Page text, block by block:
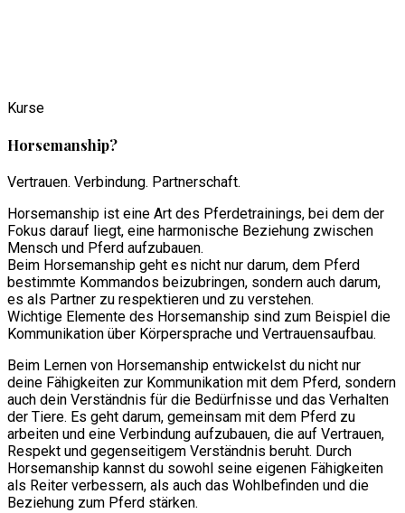
Kurse
Horsemanship?
Vertrauen. Verbindung. Partnerschaft.
Horsemanship ist eine Art des Pferdetrainings, bei dem der
Fokus darauf liegt, eine harmonische Beziehung zwischen
Mensch und Pferd aufzubauen.
Beim Horsemanship geht es nicht nur darum, dem Pferd
bestimmte Kommandos beizubringen, sondern auch darum,
es als Partner zu respektieren und zu verstehen.
Wichtige Elemente des Horsemanship sind zum Beispiel die
Kommunikation über Körpersprache und Vertrauensaufbau.
Beim Lernen von Horsemanship entwickelst du nicht nur
deine Fähigkeiten zur Kommunikation mit dem Pferd, sondern
auch dein Verständnis für die Bedürfnisse und das Verhalten
der Tiere. Es geht darum, gemeinsam mit dem Pferd zu
arbeiten und eine Verbindung aufzubauen, die auf Vertrauen,
Respekt und gegenseitigem Verständnis beruht. Durch
Horsemanship kannst du sowohl seine eigenen Fähigkeiten
als Reiter verbessern, als auch das Wohlbefinden und die
Beziehung zum Pferd stärken.